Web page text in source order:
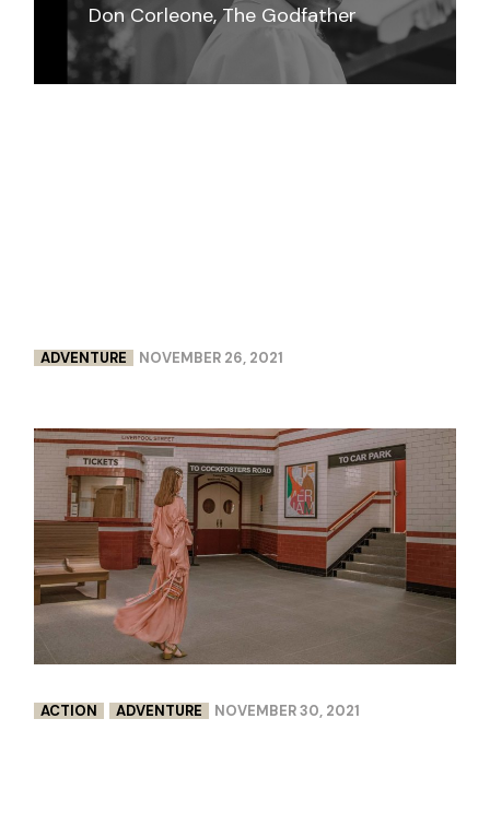
Don Corleone, The Godfather
ADVENTURE NOVEMBER 26, 2021
ACTION ADVENTURE NOVEMBER 30, 2021